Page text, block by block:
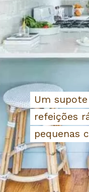
Um
refeições
pequenas
Um
refeições
pequenas